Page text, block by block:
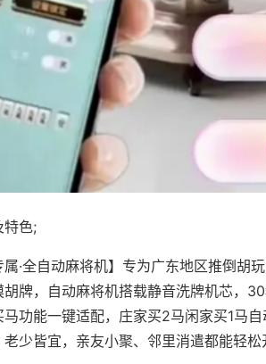
特色;
属·全自动麻将机】专为广东地区推倒胡
牌，自动麻将机搭载静音洗牌机芯，
功能一键适配，庄家买2马闲家买1马
少皆宜，亲友小聚、邻里消遣都能轻